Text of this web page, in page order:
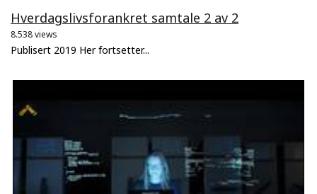
Hverdagslivsforankret samtale 2 av 2
8.538 views
Publisert 2019 Her fortsetter...